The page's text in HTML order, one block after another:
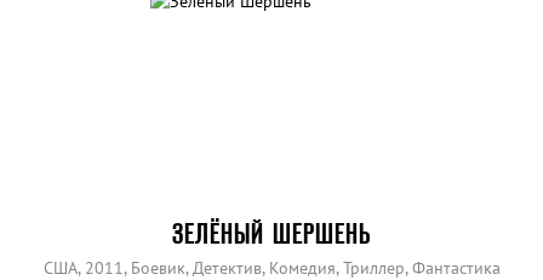
ЗЕЛЁНЫЙ ШЕРШЕНЬ
США, 2011, Боевик, Детектив, Комедия, Триллер, Фантастика